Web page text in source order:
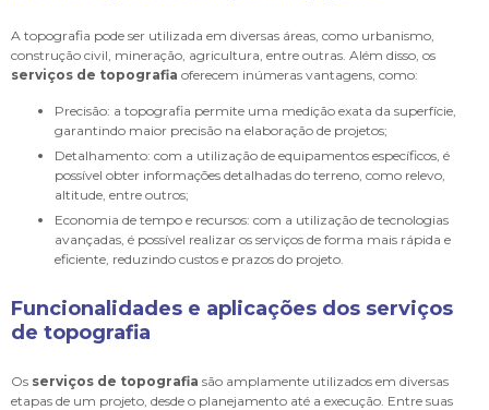
A topografia pode ser utilizada em diversas áreas, como urbanismo,
construção civil, mineração, agricultura, entre outras. Além disso, os
serviços de topografia oferecem inúmeras vantagens, como:
Precisão: a topografia permite uma medição exata da superfície,
garantindo maior precisão na elaboração de projetos;
Detalhamento: com a utilização de equipamentos específicos, é
possível obter informações detalhadas do terreno, como relevo,
altitude, entre outros;
Economia de tempo e recursos: com a utilização de tecnologias
avançadas, é possível realizar os serviços de forma mais rápida e
eficiente, reduzindo custos e prazos do projeto.
Funcionalidades e aplicações dos serviços
de topografia
Os serviços de topografia são amplamente utilizados em diversas
etapas de um projeto, desde o planejamento até a execução. Entre suas